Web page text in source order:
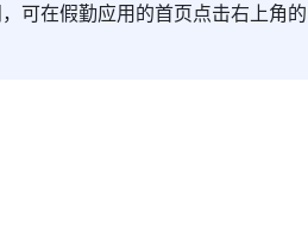
可在假勤应用的首页点击右上角